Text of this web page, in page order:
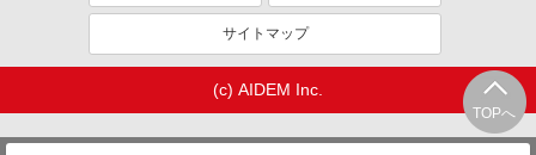
TOPへ
サイトマップ
(c) AIDEM Inc.